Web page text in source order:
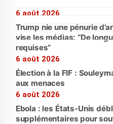
6 août 2026
Trump nie une pénurie
vise les médias: “De
requises”
6 août 2026
Élection à la FIF :
aux menaces
6 août 2026
Ebola : les États-Unis
supplémentaires pour